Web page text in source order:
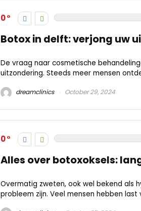
0
Botox in delft: verjong uw
De vraag naar cosmetische
uitzondering. Steeds meer mensen
dreamclinics October 29, 2024
0
Alles over botoxoksels:
Overmatig zweten, ook wel bekend als
probleem zijn. Veel mensen hebben